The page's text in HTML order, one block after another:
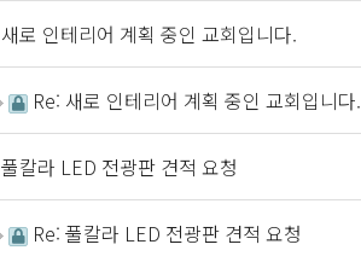
새로 인테리어 계획 중인 교회입니다.
Re: 새로 인테리어 계획 중인 교회입니다.
풀칼라 LED 전광판 견적 요청
Re: 풀칼라 LED 전광판 견적 요청